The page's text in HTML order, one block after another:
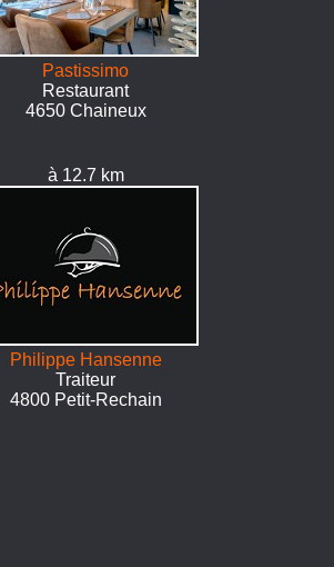
Pastissimo
Restaurant
4650 Chaineux
à 12.7 km
Philippe Hansenne
Traiteur
4800 Petit-Rechain